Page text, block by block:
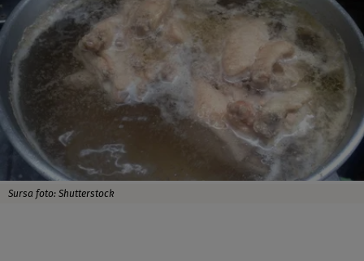
Sursa foto: Shutterstock